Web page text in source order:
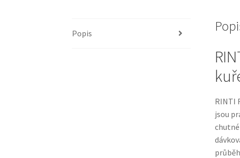
Popis
RINTI
jsou